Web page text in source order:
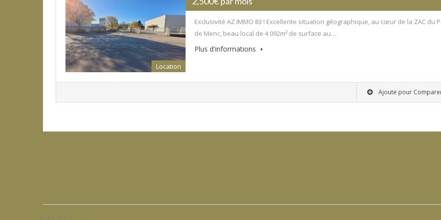
Location
Exclusivité AZ IMMO 83 ! Excellente situation géographique, au cœur de la ZAC du
de Menc, beau local de 4 092m² de surface au…
Plus d'informations
Ajoute pour